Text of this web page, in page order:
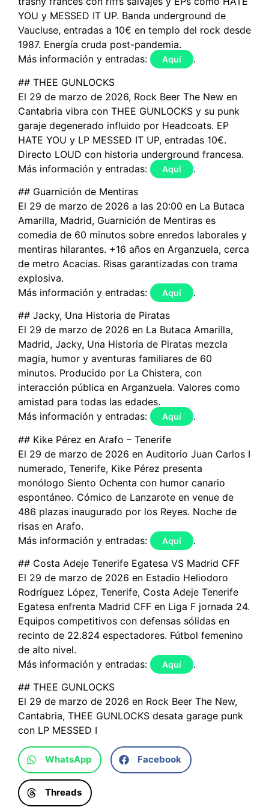
YOU y MESSED IT UP. Banda underground de
Vaucluse, entradas a 10€ en templo del rock desde
1987. Energía cruda post-pandemia.
Más información y entradas:
Aquí
.
## THEE GUNLOCKS
El 29 de marzo de 2026, Rock Beer The New en
Cantabria vibra con THEE GUNLOCKS y su punk
garaje degenerado influido por Headcoats. EP
HATE YOU y LP MESSED IT UP, entradas 10€.
Directo LOUD con historia underground francesa.
Más información y entradas:
Aquí
.
## Guarnición de Mentiras
El 29 de marzo de 2026 a las 20:00 en La Butaca
Amarilla, Madrid, Guarnición de Mentiras es
comedia de 60 minutos sobre enredos laborales y
mentiras hilarantes. +16 años en Arganzuela, cerca
de metro Acacias. Risas garantizadas con trama
explosiva.
Más información y entradas:
Aquí
.
## Jacky, Una Historia de Piratas
El 29 de marzo de 2026 en La Butaca Amarilla,
Madrid, Jacky, Una Historia de Piratas mezcla
magia, humor y aventuras familiares de 60
minutos. Producido por La Chistera, con
interacción pública en Arganzuela. Valores como
amistad para todas las edades.
Más información y entradas:
Aquí
.
## Kike Pérez en Arafo – Tenerife
El 29 de marzo de 2026 en Auditorio Juan Carlos I
numerado, Tenerife, Kike Pérez presenta
monólogo Siento Ochenta con humor canario
espontáneo. Cómico de Lanzarote en venue de
486 plazas inaugurado por los Reyes. Noche de
risas en Arafo.
Más información y entradas:
Aquí
.
## Costa Adeje Tenerife Egatesa VS Madrid CFF
El 29 de marzo de 2026 en Estadio Heliodoro
Rodríguez López, Tenerife, Costa Adeje Tenerife
Egatesa enfrenta Madrid CFF en Liga F jornada 24.
Equipos competitivos con defensas sólidas en
recinto de 22.824 espectadores. Fútbol femenino
de alto nivel.
Más información y entradas:
Aquí
.
## THEE GUNLOCKS
El 29 de marzo de 2026 en Rock Beer The New,
Cantabria, THEE GUNLOCKS desata garage punk
con LP MESSED I
WhatsApp Facebook
Threads